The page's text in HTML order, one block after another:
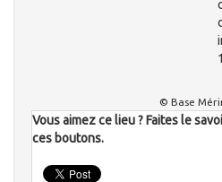
© Base
Vous aimez ce lieu ? Faites le
ces boutons.